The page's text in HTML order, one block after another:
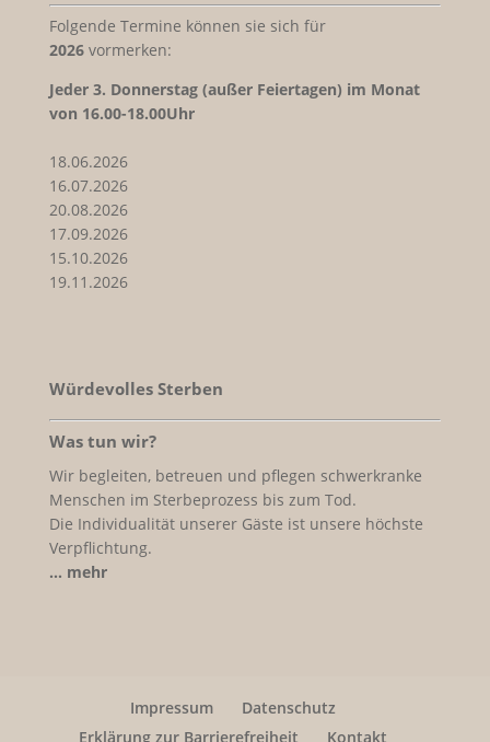
Folgende Termine können sie sich für
2026vormerken:
Jeder 3. Donnerstag (außer Feiertagen) im Monat
von 16.00-18.00Uhr
18.06.2026
16.07.2026
20.08.2026
17.09.2026
15.10.2026
19.11.2026
Würdevolles Sterben
Was tun wir?
Wir begleiten, betreuen und pflegen schwerkranke
Menschen im Sterbeprozess bis zum Tod.
Die Individualität unserer Gäste ist unsere höchste
Verpflichtung.
… mehr
Impressum
Datenschutz
Erklärung zur Barrierefreiheit
Kontakt